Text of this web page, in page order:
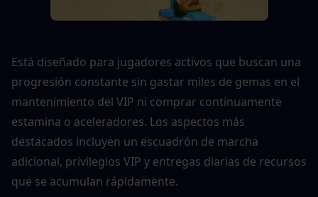
Está diseñado para jugadores activos que buscan una
progresión constante sin gastar miles de gemas en el
mantenimiento del VIP ni comprar continuamente
estamina o aceleradores. Los aspectos más
destacados incluyen un escuadrón de marcha
adicional, privilegios VIP y entregas diarias de recursos
que se acumulan rápidamente.